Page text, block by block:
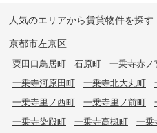
人気のエリアから賃貸物件を探す
京都市左京区
粟田口鳥居町 石原町 一乗寺赤ノ
一乗寺河原田町
一乗寺北大丸町
一乗寺里ノ西町
一乗寺里ノ前町
一乗寺染殿町
一乗寺高槻町 一乗